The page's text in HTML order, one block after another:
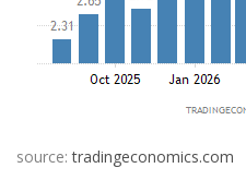
source:tradingeconomics.com